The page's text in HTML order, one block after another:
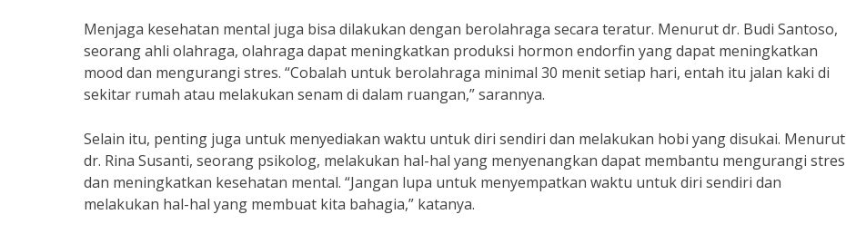
Menjaga kesehatan mental juga bisa dilakukan dengan berolahraga secara teratur. Menurut dr. Budi Santoso,
seorang ahli olahraga, olahraga dapat meningkatkan produksi hormon endorfin yang dapat meningkatkan
mood dan mengurangi stres. “Cobalah untuk berolahraga minimal 30 menit setiap hari, entah itu jalan kaki di
sekitar rumah atau melakukan senam di dalam ruangan,” sarannya.
Selain itu, penting juga untuk menyediakan waktu untuk diri sendiri dan melakukan hobi yang disukai. Menurut
dr. Rina Susanti, seorang psikolog, melakukan hal-hal yang menyenangkan dapat membantu mengurangi stres
dan meningkatkan kesehatan mental. “Jangan lupa untuk menyempatkan waktu untuk diri sendiri dan
melakukan hal-hal yang membuat kita bahagia,” katanya.